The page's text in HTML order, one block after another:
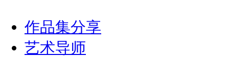
作品集分享
艺术导师